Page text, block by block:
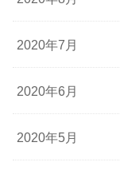
2020年7月
2020年6月
2020年5月